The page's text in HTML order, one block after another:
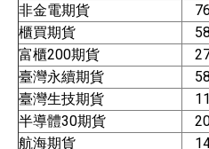
非金電期貨
櫃買期貨
富櫃200期貨
臺灣永續期貨
臺灣生技期貨
半導體30期貨
航海期貨